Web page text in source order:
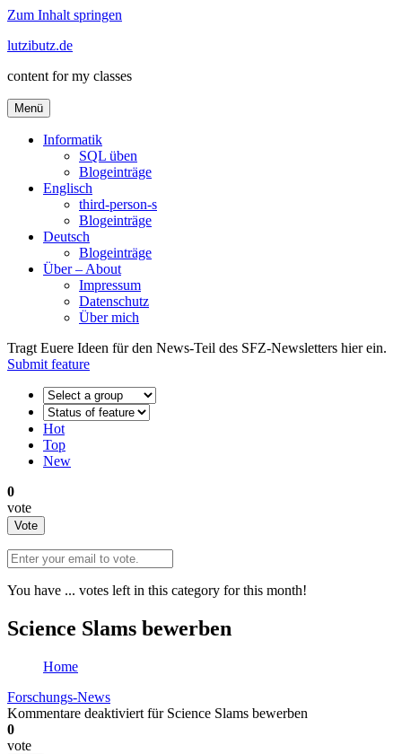
Zum Inhalt springen
lutzibutz.de
content for my classes
Menü
Informatik
SQL üben
Blogeinträge
Englisch
third-person-s
Blogeinträge
Deutsch
Blogeinträge
Über – About
Impressum
Datenschutz
Über mich
Tragt Euere Ideen für den News-Teil des SFZ-Newsletters hier ein.
Submit feature
Hot
Top
New
0
vote
Vote
You have ... votes left in this category for this month!
Science Slams bewerben
Home
Forschungs-News
Kommentare deaktiviert für Science Slams bewerben
0
vote